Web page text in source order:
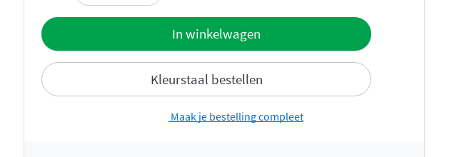
In winkelwagen
Kleurstaal bestellen
Toevoegen aan offerte
Maak je bestelling compleet